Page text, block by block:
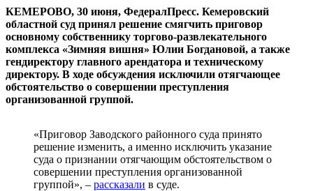
КЕМЕРОВО, 30 июня, ФедералПресс. Кемеровский
областной суд принял решение смягчить приговор
основному собственнику торгово-развлекательного
комплекса «Зимняя вишня» Юлии Богдановой, а также
гендиректору главного арендатора и техническому
директору. В ходе обсуждения исключили отягчающее
обстоятельство о совершении преступления
организованной группой.
«Приговор Заводского районного суда принято
решение изменить, а именно исключить указание
суда о признании отягчающим обстоятельством о
совершении преступления организованной
группой», – рассказали в суде.